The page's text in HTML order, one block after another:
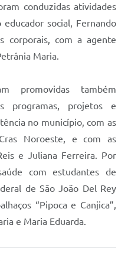
conduzidas atividades
social, Fernando
corporais, com a agente
Maria.
promovidas também
programas, projetos e
no município, com as
Noroeste, e com as
e Juliana Ferreira. Por
com estudantes de
de São João Del Rey
“Pipoca e Canjica”,
e Maria Eduarda.